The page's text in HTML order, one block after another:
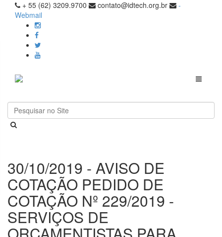
+ 55 (62) 3209.9700 contato@idtech.org.br
-
Webmail
Toggle
30/10/2019 - AVISO DE
COTAÇÃO PEDIDO DE
COTAÇÃO Nº 229/2019 -
SERVIÇOS DE